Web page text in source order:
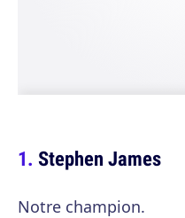
Stephen James
Notre champion.